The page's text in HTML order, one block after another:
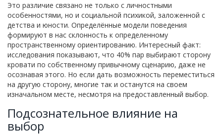
Это различие связано не только с личностными
особенностями, но и социальной психикой, заложенной с
детства и юности. Определённые модели поведения
формируют в нас склонность к определенному
пространственному ориентированию. Интересный факт:
исследования показывают, что 40% пар выбирают сторону
кровати по собственному привычному сценарию, даже не
осознавая этого. Но если дать возможность переместиться
на другую сторону, многие так и останутся на своем
изначальном месте, несмотря на предоставленный выбор.
Подсознательное влияние на
выбор